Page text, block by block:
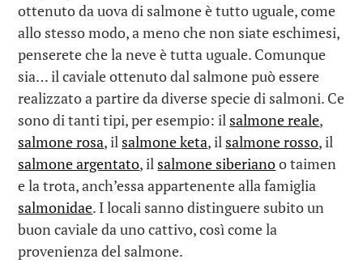
ottenuto da uova di salmone è tutto uguale, come
allo stesso modo, a meno che non siate eschimesi,
penserete che la neve è tutta uguale. Comunque
sia… il caviale ottenuto dal salmone può essere
realizzato a partire da diverse specie di salmoni. Ce
sono di tanti tipi, per esempio: il salmone reale,
salmone rosa, il salmone keta, il salmone rosso, il
salmone argentato, il salmone siberianoo taimen
e la trota, anch’essa appartenente alla famiglia
salmonidae. I locali sanno distinguere subito un
buon caviale da uno cattivo, così come la
provenienza del salmone.